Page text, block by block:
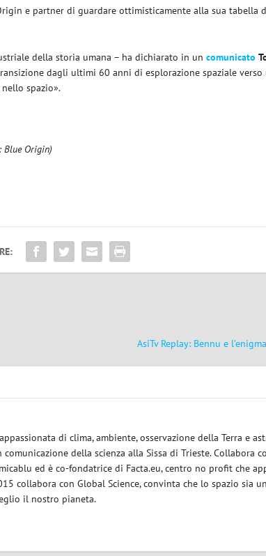
e partner di guardare ottimisticamente alla sua tabella
della storia umana – ha dichiarato in uncomunicato
dagli ultimi 60 anni di esplorazione spaziale
spazio».
Blue Origin)
AsiTv Replay: Bennu e
di clima, ambiente, osservazione della Terra e
della scienza alla Sissa di Trieste. Collabora
ed è co-fondatrice di Facta.eu, centro no profit che
collabora con Global Science, convinta che lo spazio sia
il nostro pianeta.